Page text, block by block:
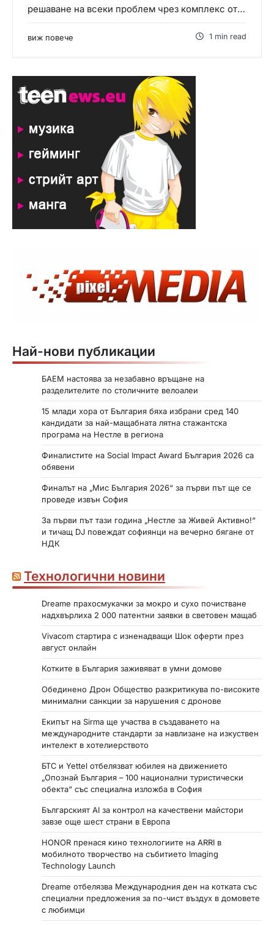
решаване на всеки проблем чрез комплекс от…
виж повече 1 min read
Най-нови публикации
БАЕМ настоява за незабавно връщане на
разделителите по столичните велоалеи
15 млади хора от България бяха избрани сред 140
кандидати за най-мащабната лятна стажантска
програма на Нестле в региона
Финалистите на Social Impact Award България 2026 са
обявени
Финалът на „Мис България 2026“ за първи път ще се
проведе извън София
За първи път тази година „Нестле за Живей Активно!“
и тичащ DJ повеждат софиянци на вечерно бягане от
НДК
Технологични новини
Dreame прахосмукачки за мокро и сухо почистване
надхвърлиха 2 000 патентни заявки в световен мащаб
Vivacom стартира с изненадващи Шок оферти през
август онлайн
Котките в България заживяват в умни домове
Обединено Дрон Общество разкритикува по-високите
минимални санкции за нарушения с дронове
Екипът на Sirma ще участва в създаването на
международните стандарти за навлизане на изкуствен
интелект в хотелиерството
БТС и Yettel отбелязват юбилея на движението
„Опознай България – 100 национални туристически
обекта“ със специална изложба в София
Българският AI за контрол на качествени майстори
завзе още шест страни в Европа
HONOR пренася кино технологиите на ARRI в
мобилното творчество на събитието Imaging
Technology Launch
Dreame отбелязва Международния ден на котката със
специални предложения за по-чист въздух в домовете
с любимци